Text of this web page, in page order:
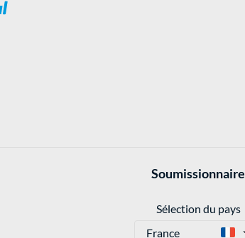
Soumissionnaire
Sélection du pays